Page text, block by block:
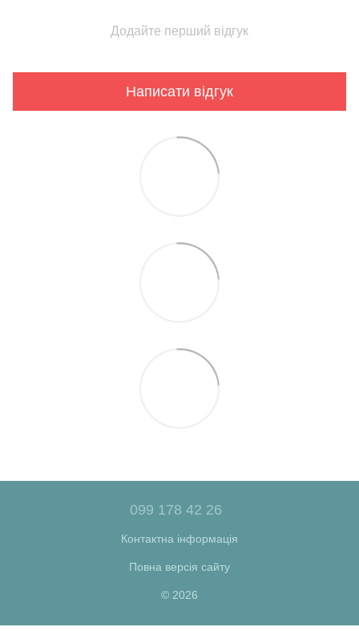
Додайте перший відгук
Написати відгук
099 178 42 26
Контактна інформація
Повна версія сайту
© 2026